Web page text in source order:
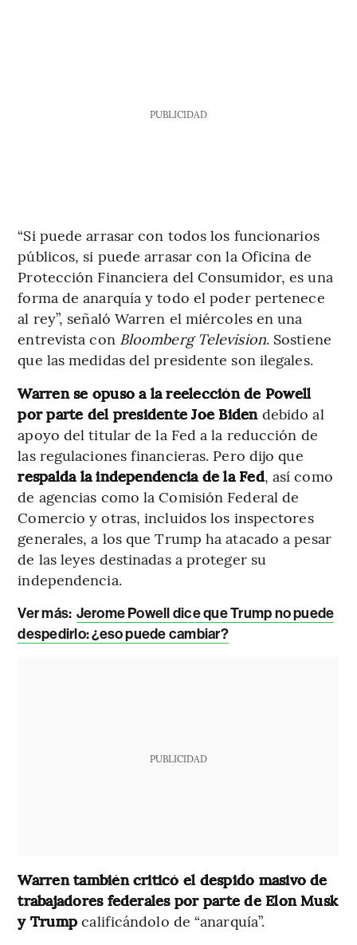
PUBLICIDAD
“Si puede arrasar con todos los funcionarios
públicos, si puede arrasar con la Oficina de
Protección Financiera del Consumidor, es una
forma de anarquía y todo el poder pertenece
al rey”, señaló Warren el miércoles en una
entrevista con Bloomberg Television. Sostiene
que las medidas del presidente son ilegales.
Warren se opuso a la reelección de Powell
por parte del presidente Joe Biden debido al
apoyo del titular de la Fed a la reducción de
las regulaciones financieras. Pero dijo que
respalda la independencia de la Fed, así como
de agencias como la Comisión Federal de
Comercio y otras, incluidos los inspectores
generales, a los que Trump ha atacado a pesar
de las leyes destinadas a proteger su
independencia.
Ver más: Jerome Powell dice que Trump no puede
despedirlo: ¿eso puede cambiar?
PUBLICIDAD
Warren también criticó el despido masivo de
trabajadores federales por parte de Elon Musk
y Trumpcalificándolo de “anarquía”.